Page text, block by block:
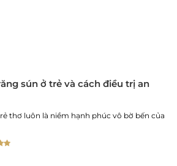
sún ở trẻ và cách điều trị an
thơ luôn là niềm hạnh phúc vô bờ bến của